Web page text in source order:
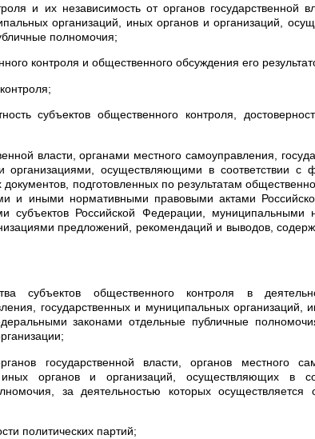
и их независимость от органов государственной
организаций, иных органов и организаций,
полномочия;
контроля и общественного обсуждения его
субъектов общественного контроля,
власти, органами местного самоуправления,
осуществляющими в соответствии с
подготовленных по результатам
и иными нормативными правовыми актами
Российской Федерации, муниципальными
предложений, рекомендаций и выводов,
субъектов общественного контроля в
государственных и муниципальных организаций,
законами отдельные публичные
государственной власти, органов местного
органов и организаций, осуществляющих в
за деятельностью которых осуществляется
политических партий;